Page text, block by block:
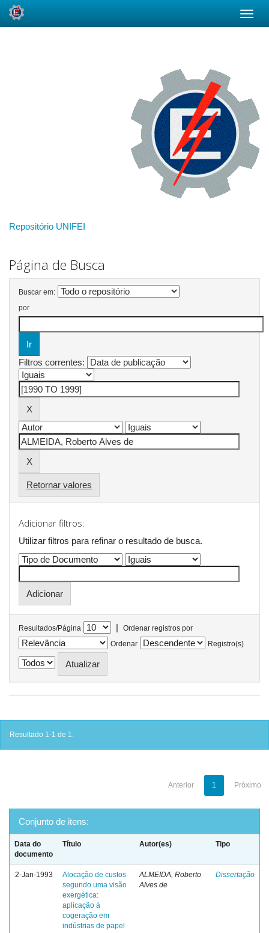
Repositório UNIFEI
Página de Busca
Buscar em:
por
Filtros correntes:
Retornar valores
Adicionar filtros:
Utilizar filtros para refinar o resultado de busca.
Resultados/Página |
Ordenar registros por
Ordenar
Registro(s)
Resultado 1-1 de 1.
Anterior 1 Próximo
Conjunto de itens:
Data do
documento
Título Autor(es) Tipo
2-Jan-1993
Alocação de custos
segundo uma visão
exergética:
aplicação à
cogeração em
indústrias de papel
ALMEIDA, Roberto
Alves de
Dissertação